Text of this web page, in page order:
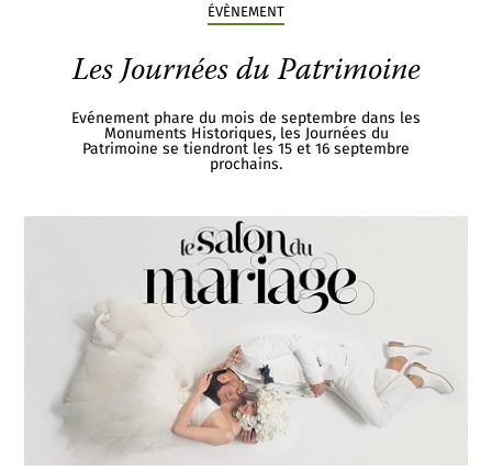
ÉVÈNEMENT
Les Journées du Patrimoine
Evénement phare du mois de septembre dans les
Monuments Historiques, les Journées du
Patrimoine se tiendront les 15 et 16 septembre
prochains.